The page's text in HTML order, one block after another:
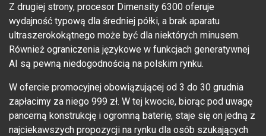
Z drugiej strony, procesor Dimensity 6300 oferuje
wydajność typową dla średniej półki, a brak aparatu
ultraszerokokątnego może być dla niektórych minusem.
Również ograniczenia językowe w funkcjach generatywnej
AI są pewną niedogodnością na polskim rynku.
W ofercie promocyjnej obowiązującej od 3 do 30 grudnia
zapłacimy za niego 999 zł. W tej kwocie, biorąc pod uwagę
pancerną konstrukcję i ogromną baterię, staje się on jedną z
najciekawszych propozycji na rynku dla osób szukających